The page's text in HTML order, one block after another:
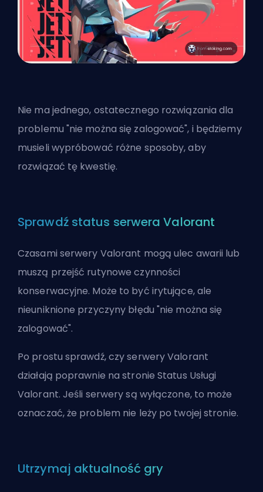
Nie ma jednego, ostatecznego rozwiązania dla
problemu "nie można się zalogować", i będziemy
musieli wypróbować różne sposoby, aby
rozwiązać tę kwestię.
Sprawdź status serwera Valorant
Czasami serwery Valorant mogą ulec awarii lub
muszą przejść rutynowe czynności
konserwacyjne. Może to być irytujące, ale
nieuniknione przyczyny błędu "nie można się
zalogować".
Po prostu sprawdź, czy serwery Valorant
działają poprawnie na stronie Status Usługi
Valorant. Jeśli serwery są wyłączone, to może
oznaczać, że problem nie leży po twojej stronie.
Utrzymaj aktualność gry